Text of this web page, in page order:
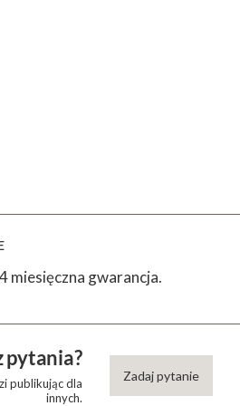
miesięczna gwarancja.
pytania?
publikując dla
innych.
Zadaj pytanie